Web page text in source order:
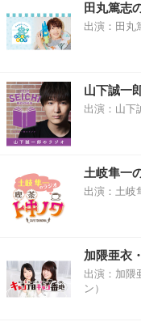
田丸篤志
出演：田丸
山下誠一
出演：山下
土岐隼一
出演：土岐
加隈亜衣
出演：加隈
ン）